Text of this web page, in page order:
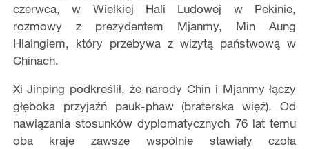
czerwca, w Wielkiej Hali Ludowej w Pekinie,
rozmowy z prezydentem Mjanmy, Min Aung
Hlaingiem, który przebywa z wizytą państwową w
Chinach.
Xi Jinping podkreślił, że narody Chin i Mjanmy łączy
głęboka przyjaźń pauk-phaw (braterska więź). Od
nawiązania stosunków dyplomatycznych 76 lat temu
oba kraje zawsze wspólnie stawiały czoła